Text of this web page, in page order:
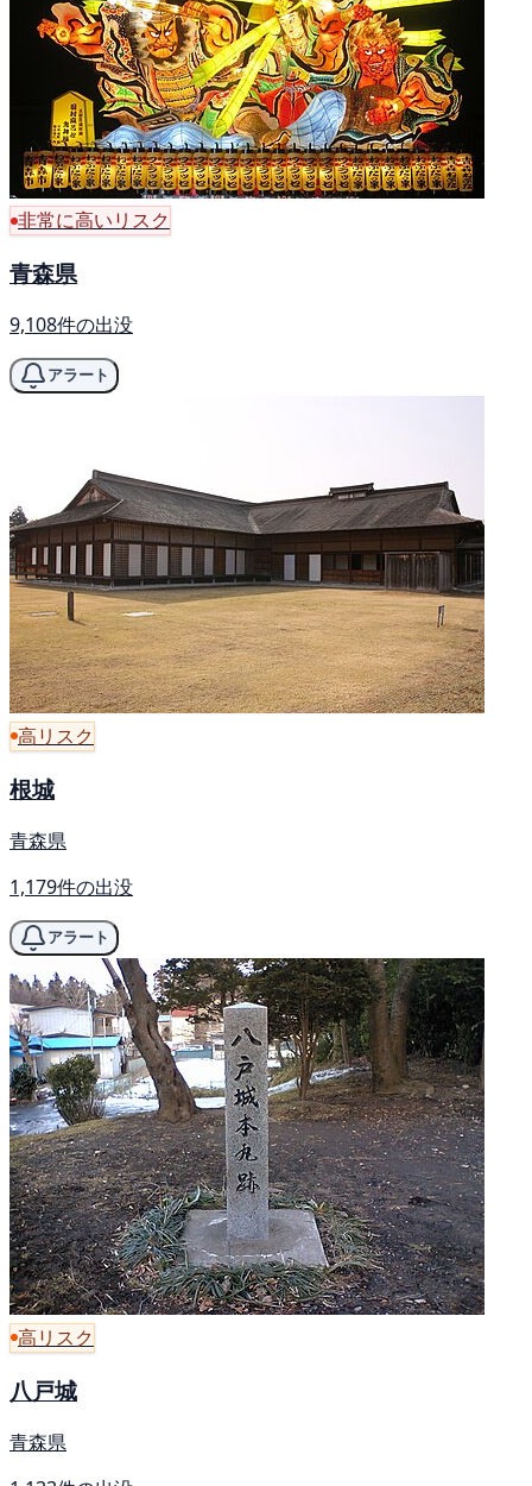
非常に高いリスク
青森県
9,108件の出没
アラート
高リスク
根城
青森県
1,179件の出没
アラート
高リスク
八戸城
青森県